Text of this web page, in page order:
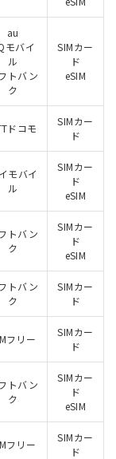
au
モバイ
ル
トバン
ク
SIMカー
ド
eSIM
ドコモ
SIMカー
ド
モバイ
ル
SIMカー
ド
eSIM
トバン
ク
SIMカー
ド
eSIM
トバン
ク
SIMカー
ド
フリー
SIMカー
ド
トバン
ク
SIMカー
ド
eSIM
フリー
SIMカー
ド